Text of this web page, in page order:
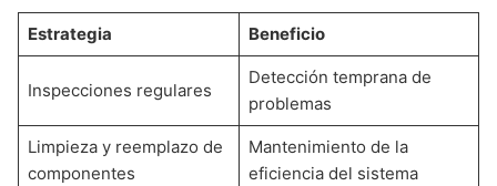
Estrategia Beneficio
Inspecciones regulares
Detección temprana de
problemas
Limpieza y reemplazo de
componentes
Mantenimiento de la
eficiencia del sistema